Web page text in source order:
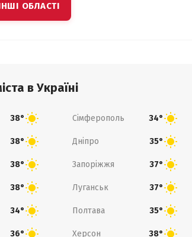
ОБЛАСТІ
в Україні
38° Сімферополь 34°
38° Дніпро 35°
38° Запоріжжя 37°
38° Луганськ 37°
34° Полтава 35°
36° Херсон 38°